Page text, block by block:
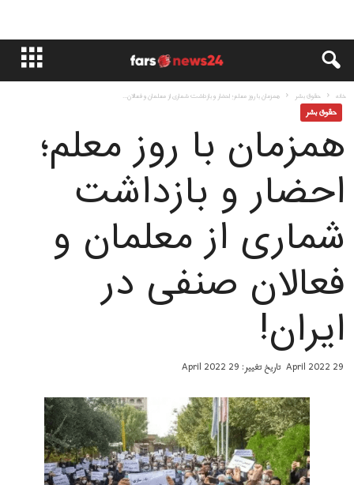
خانه حقوق بشر همزمان با روز معلم؛ احضار و بازداشت شماری از معلمان و فعالان...
حقوق بشر
همزمان با روز معلم؛
احضار و بازداشت
شماری از معلمان و
فعالان صنفی در
ايران!
29 April 2022 تاریخ تغییر: 29 April 2022